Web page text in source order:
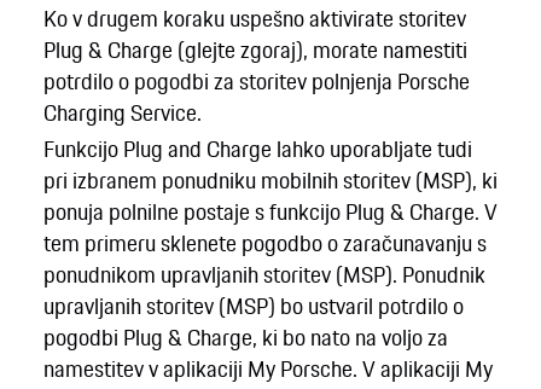
Ko v drugem koraku uspešno aktivirate storitev
Plug & Charge (glejte zgoraj), morate namestiti
potrdilo o pogodbi za storitev polnjenja Porsche
Charging Service.
Funkcijo Plug and Charge lahko uporabljate tudi
pri izbranem ponudniku mobilnih storitev (MSP), ki
ponuja polnilne postaje s funkcijo Plug & Charge. V
tem primeru sklenete pogodbo o zaračunavanju s
ponudnikom upravljanih storitev (MSP). Ponudnik
upravljanih storitev (MSP) bo ustvaril potrdilo o
pogodbi Plug & Charge, ki bo nato na voljo za
namestitev v aplikaciji My Porsche. V aplikaciji My